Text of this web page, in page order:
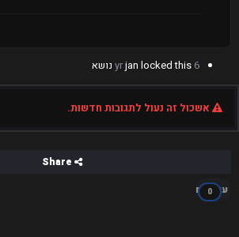
6 yr
jan locked this נושא
אשכול זה נעול לתגובות חדשות.
עוקבים
0